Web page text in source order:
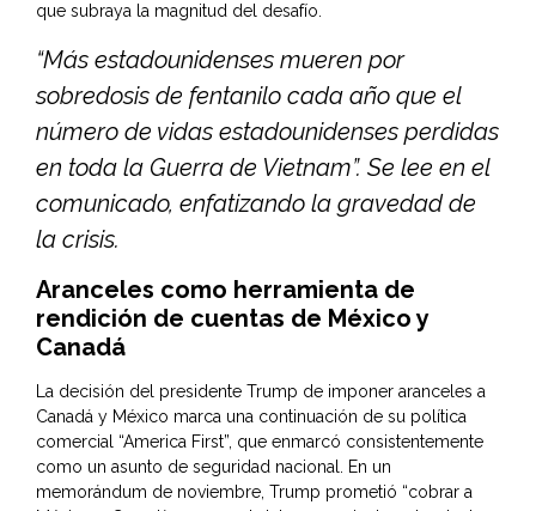
que subraya la magnitud del desafío.
“Más estadounidenses mueren por
sobredosis de fentanilo cada año que el
número de vidas estadounidenses perdidas
en toda la Guerra de Vietnam”. Se lee en el
comunicado, enfatizando la gravedad de
la crisis.
Aranceles como herramienta de
rendición de cuentas de México y
Canadá
La decisión del presidente Trump de imponer aranceles a
Canadá y México marca una continuación de su política
comercial “America First”, que enmarcó consistentemente
como un asunto de seguridad nacional. En un
memorándum de noviembre, Trump prometió “cobrar a